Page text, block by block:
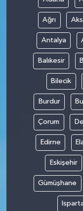
Ağrı
Antalya
Balıkesir
Bilecik
Burdur
Çorum
Edirne
Eskişehir
Gümüşhane